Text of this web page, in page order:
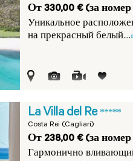
От 330,00 € (за номер
Уникальное
на прекрасный белый....
La Villa del Re *****
Costa Rei (Cagliari)
От 238,00 € (за номер
Гармонично